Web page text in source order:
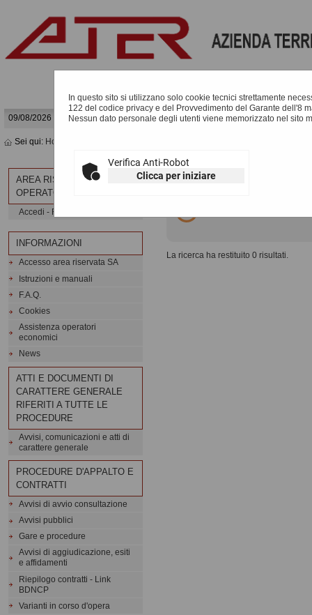
09/08/2026 12:34
Sei qui: Home
In questo sito si utilizzano solo cookie tecnici strettamente
122 del codice privacy e del Provvedimento del Garante dell'8
Nessun dato personale degli utenti viene memorizzato nel sito
Verifica Anti-Robot
Clicca per iniziareBANDI E AVVISI
La ricerca ha restituito 0 risultati.
AREA RISERVATA
OPERATORE ECONOMICO
Accedi - Registrati
INFORMAZIONI
Accesso area riservata SA
Istruzioni e manuali
F.A.Q.
Cookies
Assistenza operatori
economici
News
ATTI E DOCUMENTI DI
CARATTERE GENERALE
RIFERITI A TUTTE LE
PROCEDURE
Avvisi, comunicazioni e atti di
carattere generale
PROCEDURE D'APPALTO E
CONTRATTI
Avvisi di avvio consultazione
Avvisi pubblici
Gare e procedure
Avvisi di aggiudicazione, esiti
e affidamenti
Riepilogo contratti - Link
BDNCP
Varianti in corso d'opera